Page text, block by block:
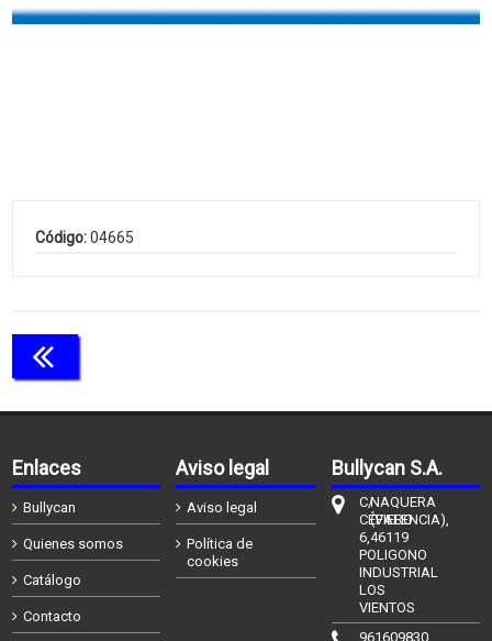
Código:04665
Enlaces
Bullycan
Quienes somos
Catálogo
Contacto
Aviso legal
Aviso legal
Política de
cookies
Bullycan S.A.
C/
CÉFIERO
6,
POLIGONO
INDUSTRIAL
LOS
VIENTOS
NAQUERA
(VALENCIA),
46119
961609830